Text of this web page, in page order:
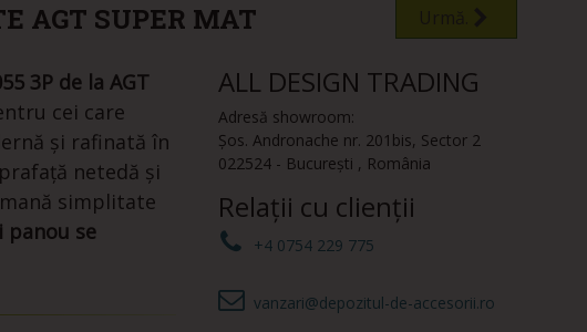
AGT SUPER MAT
3P de la AGT
cei care
și rafinată în
netedă și
simplitate
panou se
ALL DESIGN TRADING
Adresă showroom:
Șos. Andronache nr. 201bis, Sector 2
022524- București , România
Relații cu clienții
+4 0754 229 775
vanzari@depozitul-de-accesorii.ro